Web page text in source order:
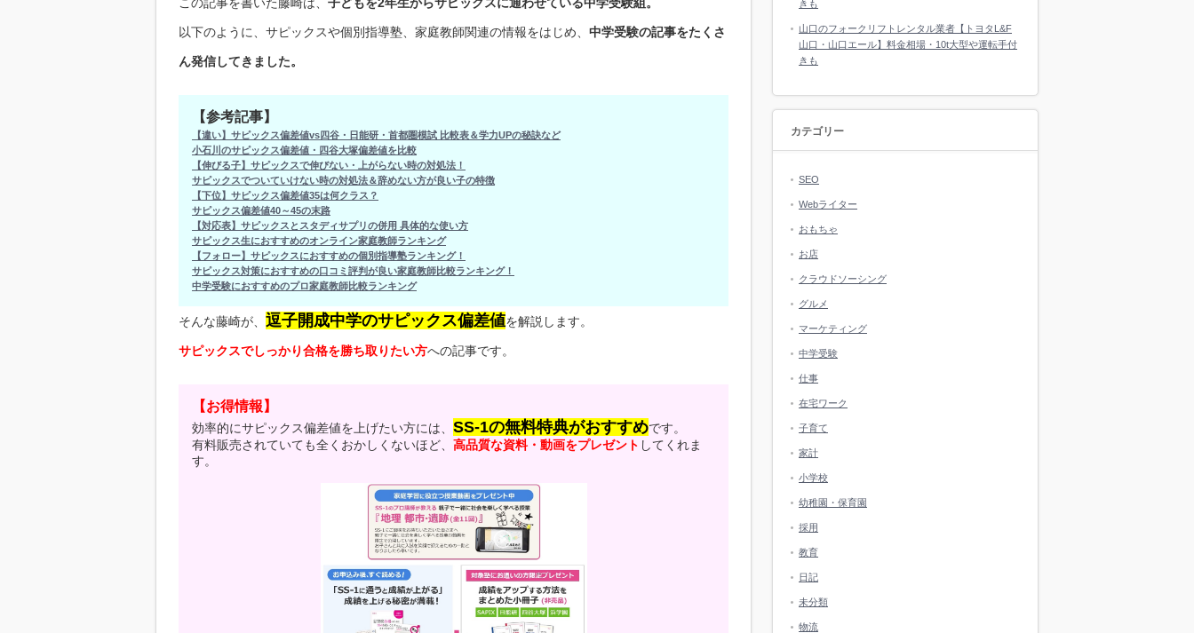
以下のように、サピックスや個別指導塾、家庭教師関連の情報をはじめ、 中学受験の記事をたくさ
ん発信してきました。
【参考記事】
【違い】サピックス偏差値vs四谷・日能研・首都圏模試 比較表＆学力UPの秘訣など
小石川のサピックス偏差値・四谷大塚偏差値を比較
【伸びる子】サピックスで伸びない・上がらない時の対処法！
サピックスでついていけない時の対処法＆辞めない方が良い子の特徴
【下位】サピックス偏差値35は何クラス？
サピックス偏差値40～45の末路
【対応表】サピックスとスタディサプリの併用 具体的な使い方
サピックス生におすすめのオンライン家庭教師ランキング
【フォロー】サピックスにおすすめの個別指導塾ランキング！
サピックス対策におすすめの口コミ評判が良い家庭教師比較ランキング！
中学受験におすすめのプロ家庭教師比較ランキング
そんな藤崎が、 逗子開成中学のサピックス偏差値を解説します。
サピックスでしっかり合格を勝ち取りたい方への記事です。
【お得情報】
効率的にサピックス偏差値を上げたい方には、 SS-1の無料特典がおすすめです。
有料販売されていても全くおかしくないほど、 高品質な資料・動画をプレゼント してくれま
す。
きも
山口のフォークリフトレンタル業者【トヨタL&F
山口・山口エール】料金相場・10t大型や運転手付
きも
カテゴリー
SEO
Webライター
おもちゃ
お店
クラウドソーシング
グルメ
マーケティング
中学受験
仕事
在宅ワーク
子育て
家計
小学校
幼稚園・保育園
採用
教育
日記
未分類
物流